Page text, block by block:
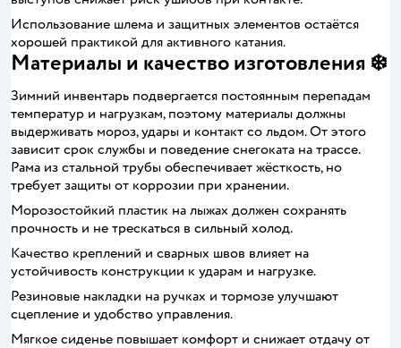
Использование шлема и защитных элементов остаётся
хорошей практикой для активного катания.
Материалы и качество изготовления ❄️
Зимний инвентарь подвергается постоянным перепадам
температур и нагрузкам, поэтому материалы должны
выдерживать мороз, удары и контакт со льдом. От этого
зависит срок службы и поведение снегоката на трассе.
Рама из стальной трубы обеспечивает жёсткость, но
требует защиты от коррозии при хранении.
Морозостойкий пластик на лыжах должен сохранять
прочность и не трескаться в сильный холод.
Качество креплений и сварных швов влияет на
устойчивость конструкции к ударам и нагрузке.
Резиновые накладки на ручках и тормозе улучшают
сцепление и удобство управления.
Мягкое сиденье повышает комфорт и снижает отдачу от